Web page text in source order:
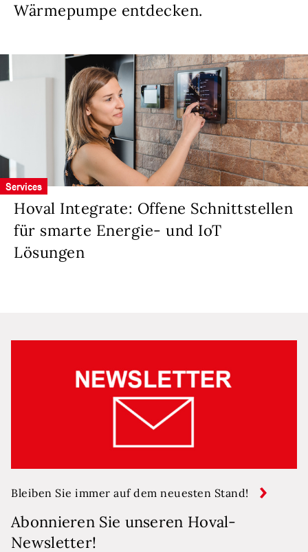
Wärmepumpe entdecken.
Services
Hoval Integrate: Offene Schnittstellen
für smarte Energie- und IoT
Lösungen
Bleiben Sie immer auf dem neuesten Stand!
Abonnieren Sie unseren Hoval-
Newsletter!